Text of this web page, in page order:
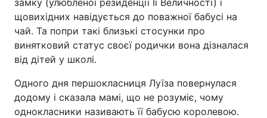
замку (улюбленої резиденції Її Величності) і
щовихідних навідується до поважної бабусі на
чай. Та попри такі близькі стосунки про
винятковий статус своєї родички вона дізналася
від дітей у школі.
Одного дня першокласниця Луїза повернулася
додому і сказала мамі, що не розуміє, чому
однокласники називають її бабусю королевою.